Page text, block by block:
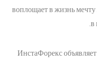
воплощает в жизнь
в
ИнстаФорекс